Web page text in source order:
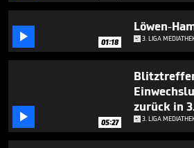
 01:18
Löwen-
3. LIGA
 05:27
zurück in
3. LIGA